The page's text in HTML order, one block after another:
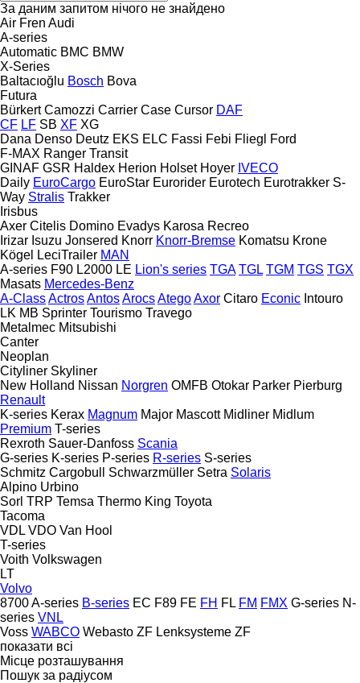
За даним запитом нічого не знайдено
Air Fren Audi
A-series
Automatic BMC BMW
X-Series
Baltacıoğlu Bosch Bova
Futura
Bürkert Camozzi Carrier Case Cursor DAF
CF LF SB XF XG
Dana Denso Deutz EKS ELC Fassi Febi Fliegl
Ford
F-MAX Ranger Transit
GINAF GSR Haldex Herion Holset Hoyer IVECO
Daily EuroCargo EuroStar Eurorider Eurotech Eurotrakker S-
Way Stralis Trakker
Irisbus
Axer Citelis Domino Evadys Karosa Recreo
Irizar Isuzu Jonsered Knorr Knorr-Bremse Komatsu Krone
Kögel
LeciTrailer MAN
A-series F90 L2000 LE Lion's series TGA TGL TGM TGS TGX
Masats Mercedes-Benz
A-ClassActrosAntosArocsAtegoAxor Citaro Econic Intouro
LK MB Sprinter Tourismo Travego
Metalmec Mitsubishi
Canter
Neoplan
Cityliner Skyliner
New Holland Nissan Norgren OMFB Otokar Parker Pierburg
Renault
K-series Kerax Magnum Major Mascott Midliner Midlum
Premium T-series
Rexroth Sauer-Danfoss Scania
G-series K-series P-series R-series S-series
Schmitz Cargobull
Schwarzmüller Setra Solaris
Alpino Urbino
Sorl TRP Temsa Thermo King Toyota
Tacoma
VDL VDO Van Hool
T-series
Voith Volkswagen
LT
Volvo
8700A-series B-series EC F89 FE FH FL FM FMX G-series N-
series VNL
Voss WABCO Webasto ZF Lenksysteme ZF
показати всі
Місце розташування
Пошук за радіусом